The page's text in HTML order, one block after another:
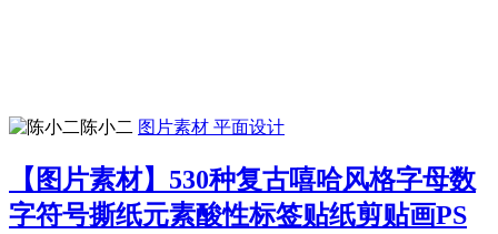
陈小二 图片素材 平面设计
【图片素材】530种复古嘻哈风格字母数
字符号撕纸元素酸性标签贴纸剪贴画PS